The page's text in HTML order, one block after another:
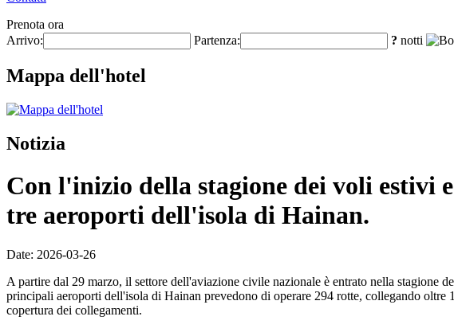
Prenota ora
Arrivo:
Partenza: ? notti
Mappa dell'hotel
Notizia
Con l'inizio della stagione dei voli estivi
tre aeroporti dell'isola di Hainan.
Date: 2026-03-26
A partire dal 29 marzo, il settore dell'aviazione civile nazionale è entrato nella
principali aeroporti dell'isola di Hainan prevedono di operare 294 rotte, collegando
copertura dei collegamenti.